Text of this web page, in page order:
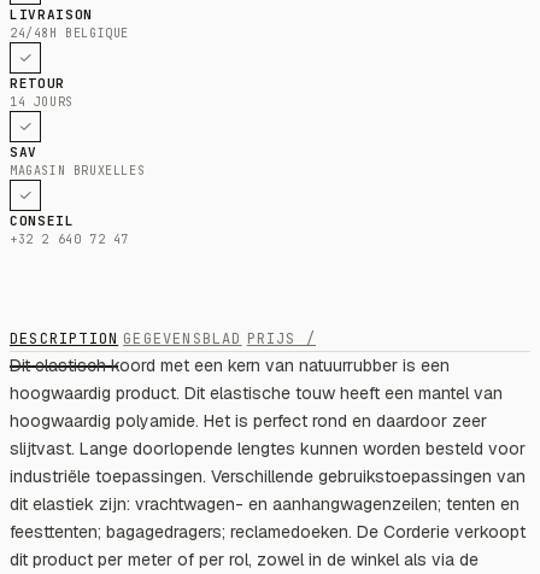
LIVRAISON
24/48H BELGIQUE
RETOUR
14 JOURS
SAV
MAGASIN BRUXELLES
CONSEIL
+32 2 640 72 47
DESCRIPTION GEGEVENSBLAD PRIJS /
Dit elastisch koord met een kern van natuurrubber is een
hoogwaardig product. Dit elastische touw heeft een mantel van
hoogwaardig polyamide. Het is perfect rond en daardoor zeer
slijtvast. Lange doorlopende lengtes kunnen worden besteld voor
industriële toepassingen. Verschillende gebruikstoepassingen van
dit elastiek zijn: vrachtwagen- en aanhangwagenzeilen; tenten en
feesttenten; bagagedragers; reclamedoeken. De Corderie verkoopt
dit product per meter of per rol, zowel in de winkel als via de